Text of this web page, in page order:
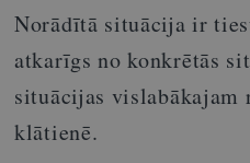
Norādītā situācija ir
atkarīgs no konkrētās
situācijas
klātienē.